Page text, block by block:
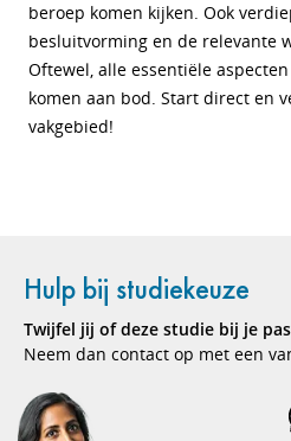
beroep komen kijken. Ook
besluitvorming en de relevante
Oftewel, alle essentiële
komen aan bod. Start direct en
vakgebied!
Hulp bij studiekeuze
Twijfel jij of deze studie bij je
Neem dan contact op met een